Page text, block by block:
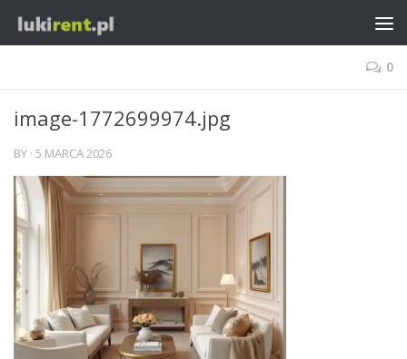
0
image-1772699974.jpg
BY · 5 MARCA 2026